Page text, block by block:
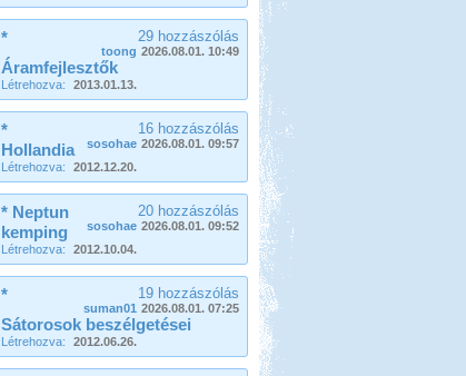
29 hozzászólás
toong 2026.08.01. 10:49
*
Áramfejlesztők
Létrehozva: 2013.01.13.
16 hozzászólás
sosohae 2026.08.01. 09:57
*
Hollandia
Létrehozva: 2012.12.20.
20 hozzászólás
sosohae 2026.08.01. 09:52
* Neptun
kemping
Létrehozva: 2012.10.04.
19 hozzászólás
suman01 2026.08.01. 07:25
*
Sátorosok beszélgetései
Létrehozva: 2012.06.26.